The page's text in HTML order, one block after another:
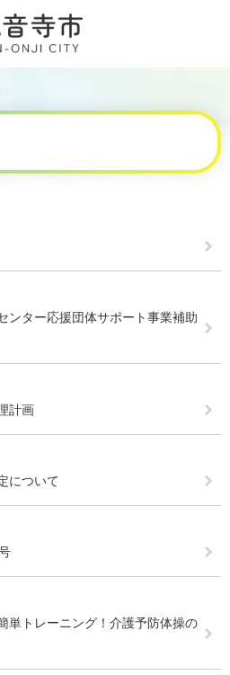
ンター応援団体サポート事業補助
計画
について
単トレーニング！介護予防体操の